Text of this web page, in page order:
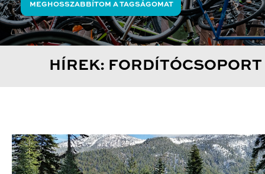
MEGHOSSZABBÍTOM A TAGSÁGOMAT
HÍREK: FORDÍTÓCSOPORT